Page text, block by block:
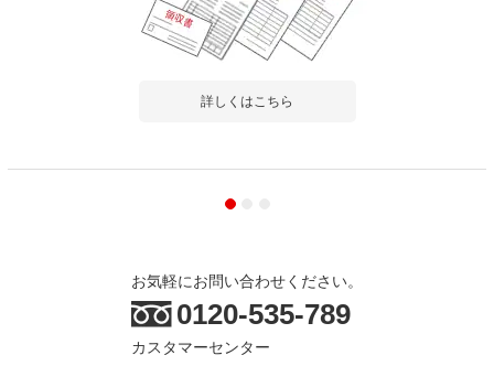
詳しくはこちら
お気軽にお問い合わせください。
0120-535-789
カスタマーセンター